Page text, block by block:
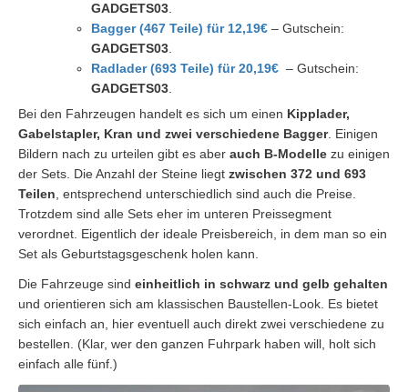
GADGETS03.
Bagger (467 Teile) für 12,19€ – Gutschein:
GADGETS03.
Radlader (693 Teile) für 20,19€ – Gutschein:
GADGETS03.
Bei den Fahrzeugen handelt es sich um einen Kipplader,
Gabelstapler, Kran und zwei verschiedene Bagger. Einigen
Bildern nach zu urteilen gibt es aber auch B-Modelle zu einigen
der Sets. Die Anzahl der Steine liegt zwischen 372 und 693
Teilen, entsprechend unterschiedlich sind auch die Preise.
Trotzdem sind alle Sets eher im unteren Preissegment
verordnet. Eigentlich der ideale Preisbereich, in dem man so ein
Set als Geburtstagsgeschenk holen kann.
Die Fahrzeuge sind einheitlich in schwarz und gelb gehalten
und orientieren sich am klassischen Baustellen-Look. Es bietet
sich einfach an, hier eventuell auch direkt zwei verschiedene zu
bestellen. (Klar, wer den ganzen Fuhrpark haben will, holt sich
einfach alle fünf.)